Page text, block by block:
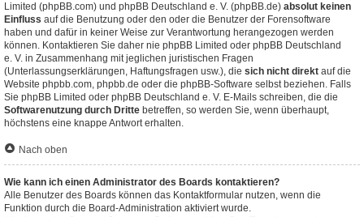
Limited (phpBB.com) und phpBB Deutschland e. V. (phpBB.de) absolut keinen
Einfluss auf die Benutzung oder den oder die Benutzer der Forensoftware
haben und dafür in keiner Weise zur Verantwortung herangezogen werden
können. Kontaktieren Sie daher nie phpBB Limited oder phpBB Deutschland
e. V. in Zusammenhang mit jeglichen juristischen Fragen
(Unterlassungserklärungen, Haftungsfragen usw.), die sich nicht direkt auf die
Website phpbb.com, phpbb.de oder die phpBB-Software selbst beziehen. Falls
Sie phpBB Limited oder phpBB Deutschland e. V. E-Mails schreiben, die die
Softwarenutzung durch Dritte betreffen, so werden Sie, wenn überhaupt,
höchstens eine knappe Antwort erhalten.
Nach oben
Wie kann ich einen Administrator des Boards kontaktieren?
Alle Benutzer des Boards können das Kontaktformular nutzen, wenn die
Funktion durch die Board-Administration aktiviert wurde.